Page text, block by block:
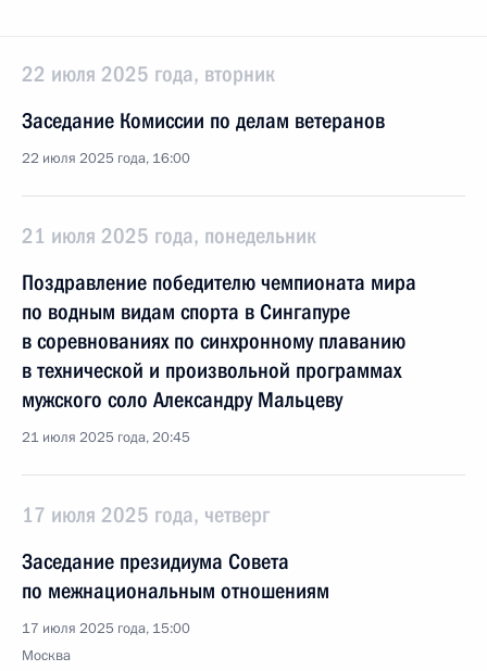
22 июля 2025 года, вторник
Заседание Комиссии по делам ветеранов
22 июля 2025 года, 16:00
21 июля 2025 года, понедельник
Поздравление победителю чемпионата мира
по водным видам спорта в Сингапуре
в соревнованиях по синхронному плаванию
в технической и произвольной программах
мужского соло Александру Мальцеву
21 июля 2025 года, 20:45
17 июля 2025 года, четверг
Заседание президиума Совета
по межнациональным отношениям
17 июля 2025 года, 15:00
Москва